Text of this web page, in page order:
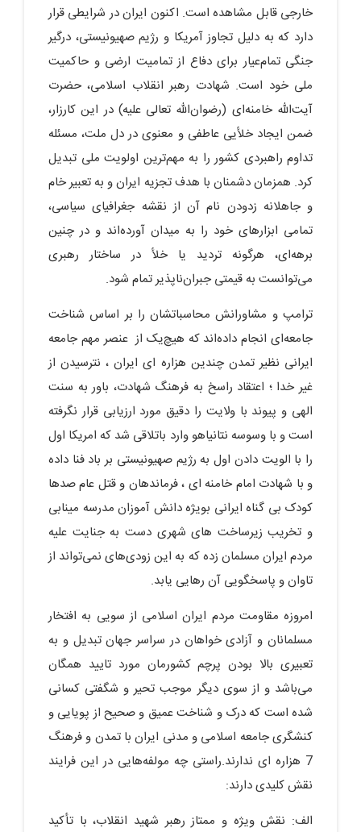
خارجی قابل مشاهده است. اکنون ایران در شرایطی قرار
دارد که به دلیل تجاوز آمریکا و رژیم صهیونیستی، درگیر
جنگی تمام‌عیار برای دفاع از تمامیت ارضی و حاکمیت
ملی خود است. شهادت رهبر انقلاب اسلامی، حضرت
آیت‌الله خامنه‌ای (رضوان‌الله تعالی علیه) در این کارزار،
ضمن ایجاد خلأیی عاطفی و معنوی در دل ملت، مسئله
تداوم راهبردی کشور را به مهم‌ترین اولویت ملی تبدیل
کرد. همزمان دشمنان با هدف تجزیه ایران و به تعبیر خام
و جاهلانه زدودن نام آن از نقشه جغرافیای سیاسی،
تمامی ابزارهای خود را به میدان آورده‌اند و در چنین
برهه‌ای، هرگونه تردید یا خلأ در ساختار رهبری
می‌توانست به قیمتی جبران‌ناپذیر تمام شود.
ترامپ و مشاورانش محاسباتشان را بر اساس شناخت
جامعه‌ای انجام داده‌اند که هیچ‌یک از عنصر مهم جامعه‌
ایرانی نظیر تمدن چندین هزاره ای ایران ، نترسیدن از
غیر خدا ؛ اعتقاد راسخ به فرهنگ شهادت، باور به سنت
الهی و پیوند با ولایت را دقیق مورد ارزیابی قرار نگرفته
است و با وسوسه نتانیاهو وارد باتلاقی شد که امریکا اول
را با الویت دادن اول به رژیم صهیونیستی بر باد فنا داده
و با شهادت امام خامنه ای ، فرماندهان و قتل عام صدها
کودک بی گناه ایرانی بویژه دانش آموزان مدرسه مینابی
و تخریب زیرساخت های شهری دست به جنایت علیه
مردم ایران مسلمان زده که به این زودی‌های نمی‌تواند از
تاوان و پاسخگویی آن رهایی یابد.
امروزه مقاومت مردم ایران اسلامی از سویی به افتخار
مسلمانان و آزادی خواهان در سراسر جهان تبدیل و به
تعبیری بالا بودن پرچم کشورمان مورد تایید همگان
می‌باشد و از سوی دیگر موجب تحیر و شگفتی کسانی
شده است که درک و شناخت عمیق و صحیح از پویایی و
کنشگری جامعه اسلامی و مدنی ایران با تمدن و فرهنگ
7 هزاره ای ندارند.راستی چه مولفه‌هایی در این فرایند
نقش کلیدی دارند:
الف: نقش ویژه و ممتاز رهبر شهید انقلاب، با تأکید